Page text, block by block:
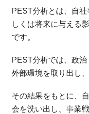
PEST分析とは、自
しくは将来に与える
です。
PEST分析では、政
外部環境を取り出し
その結果をもとに、
会を洗い出し、事業